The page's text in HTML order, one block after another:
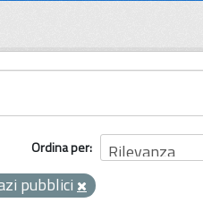
Ordina per
pubblici